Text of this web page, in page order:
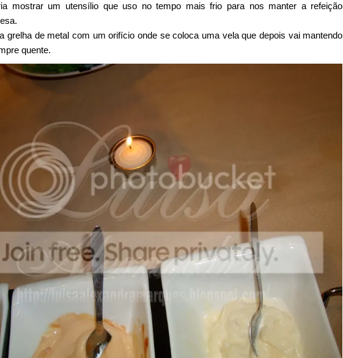
mostrar um utensílio que uso no tempo mais frio para nos manter a refeição
grelha de metal com um orifício onde se coloca uma vela que depois vai mantendo
quente.